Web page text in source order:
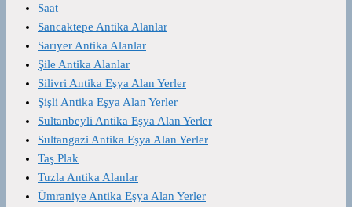
Saat
Sancaktepe Antika Alanlar
Sarıyer Antika Alanlar
Şile Antika Alanlar
Silivri Antika Eşya Alan Yerler
Şişli Antika Eşya Alan Yerler
Sultanbeyli Antika Eşya Alan Yerler
Sultangazi Antika Eşya Alan Yerler
Taş Plak
Tuzla Antika Alanlar
Ümraniye Antika Eşya Alan Yerler